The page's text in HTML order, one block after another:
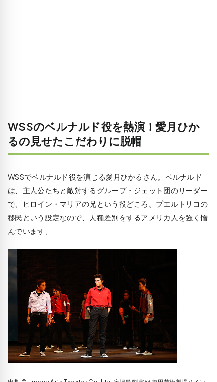
WSSのベルナルド役を熱演！愛月ひか
るの見せたこだわりに脱帽
WSSでベルナルド役を演じる愛月ひかるさん。ベルナルド
は、主人公たちと敵対するグループ・ジェット団のリーダー
で、ヒロイン・マリアの兄という役どころ。プエルトリコの
移民という設定なので、人種差別をするアメリカ人を強く憎
んでいます。